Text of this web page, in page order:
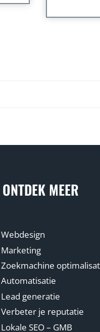
ONTDEK MEER
Webdesign
Marketing
Zoekmachine
Automatisatie
Lead generatie
Verbeter je reputatie
Lokale SEO – GMB